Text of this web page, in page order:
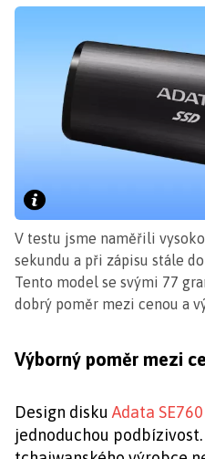
V testu jsme naměřili
sekundu a při zápisu stále
Tento model se svými 77
dobrý poměr mezi cenou a
Výborný poměr mezi
Design disku Adata
jednoduchou